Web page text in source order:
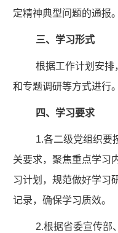
定精神典型问题的通报。
三、学习形式
根据工作计划安排
和专题调研等方式进行
四、学习要求
1.各二级党组织要
关要求，聚焦重点学习
习计划，规范做好学习
记录，确保学习质效。
2.根据省委宣传部